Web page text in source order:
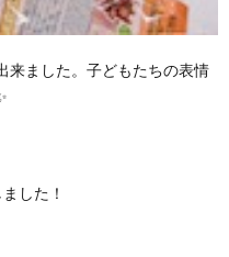
来ました。子どもたちの表情
した！